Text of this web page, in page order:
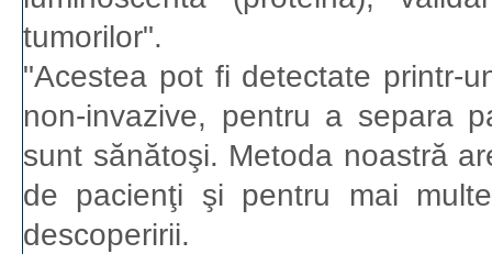
tumorilor".
"Acestea pot fi detectate printr-
non-invazive, pentru a separa
sunt sănătoşi. Metoda noastră
de pacienţi şi pentru mai
descoperirii.